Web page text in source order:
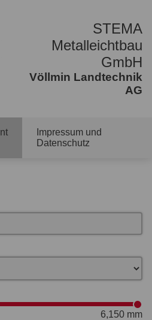
STEMA
Metalleichtbau
GmbH
Völlmin Landtechnik
AG
Impressum und
Datenschutz
6,150 mm